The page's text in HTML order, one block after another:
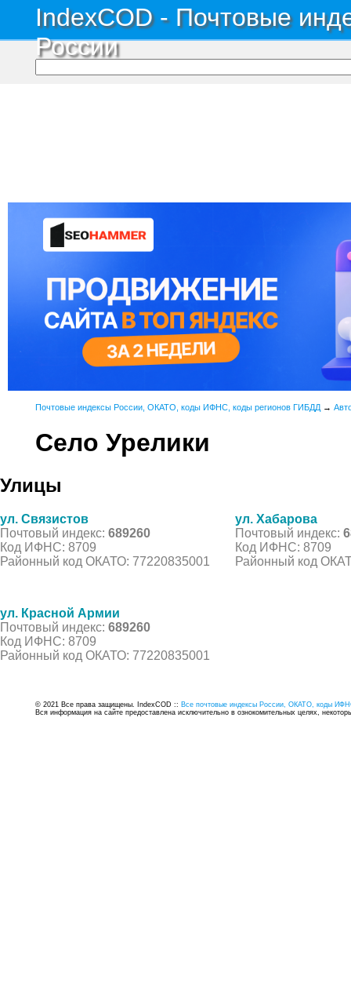
IndexCOD - Почтовые
России
Почтовые индексы России, ОКАТО, коды ИФНС, коды регионов ГИБДД →
Село Урелики
Улицы
ул. Связистов
Почтовый индекс: 689260
Код ИФНС: 8709
Районный код ОКАТО: 77220835001
ул. Хабарова
Почтовый индекс:
Код ИФНС: 8709
Районный код
ул. Красной Армии
Почтовый индекс: 689260
Код ИФНС: 8709
Районный код ОКАТО: 77220835001
© 2021 Все права защищены. IndexCOD :: Все почтовые индексы России, ОКАТО, коды
Вся информация на сайте предоставлена исключительно в ознокомительных целях,